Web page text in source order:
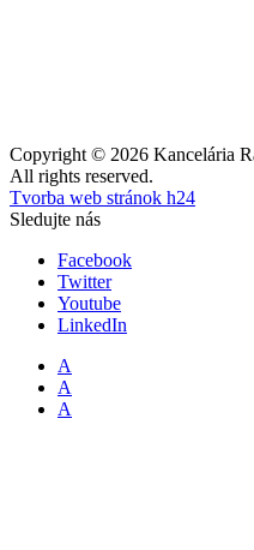
Copyright © 2026 Kancelária
All rights reserved.
Tvorba web stránok h24
Sledujte nás
Facebook
Twitter
Youtube
LinkedIn
A
A
A